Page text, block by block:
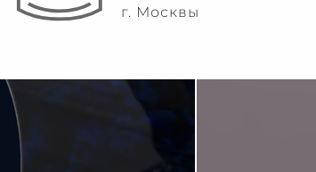
г. Москвы